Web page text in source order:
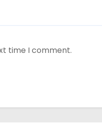
time I comment.